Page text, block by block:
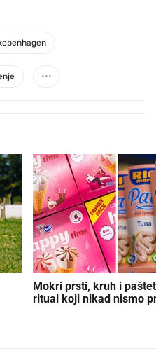
Mokri prsti, kruh i
ritual koji nikad nismo